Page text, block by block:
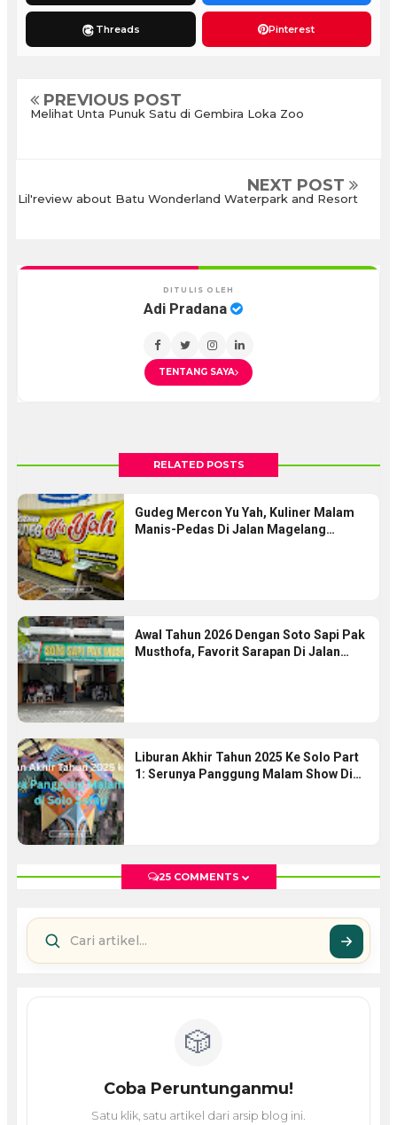
Threads Pinterest
PREVIOUS POST
Melihat Unta Punuk Satu di Gembira Loka Zoo
NEXT POST
Lil'review about Batu Wonderland Waterpark and Resort
DITULIS OLEH
Adi Pradana
TENTANG SAYA
RELATED POSTS
Gudeg Mercon Yu Yah, Kuliner Malam
Manis-Pedas Di Jalan Magelang
Awal Tahun 2026 Dengan Soto Sapi Pak
Musthofa, Favorit Sarapan Di Jalan
Liburan Akhir Tahun 2025 Ke Solo Part
1: Serunya Panggung Malam Show Di
25 COMMENTS
🎲
Coba Peruntunganmu!
Satu klik, satu artikel dari arsip blog ini.